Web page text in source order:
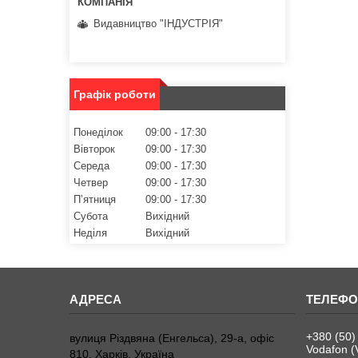
Видавництво "ІНДУСТРІЯ"
Графік роботи
Понеділок 09:00
17:30
Вівторок
09:00
17:30
Середа
09:00
17:30
Четвер
09:00
17:30
Пʼятниця
09:00
17:30
Субота
Вихідний
Неділя
Вихідний
вулиця Різдвяна (Енгельса), 29-а, офіс
810, Харків, Україна
+380
Vodafon